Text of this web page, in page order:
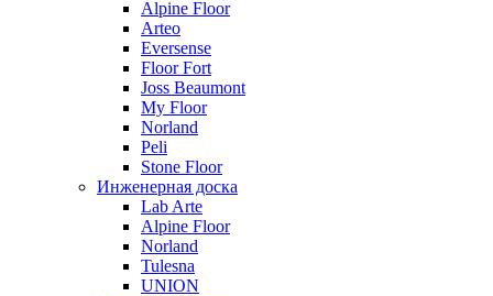
Alpine Floor
Arteo
Eversense
Floor Fort
Joss Beaumont
My Floor
Norland
Peli
Stone Floor
Инженерная доска
Lab Arte
Alpine Floor
Norland
Tulesna
UNION